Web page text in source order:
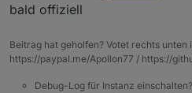
bald offiziell
Beitrag hat geholfen? Votet rechts unten
https://paypal.me/Apollon77 / https://
Debug-Log für Instanz